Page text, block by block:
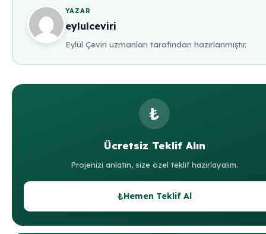
YAZAR
eylulceviri
Eylül Çeviri uzmanları tarafından hazırlanmıştır.
₺
Ücretsiz Teklif Alın
Projenizi anlatın, size özel teklif hazırlayalım.
₺Hemen Teklif Al